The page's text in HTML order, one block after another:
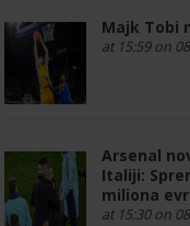
Majk Tobi
at 15:59 on
Arsenal
Italiji:
miliona
at 15:30 on